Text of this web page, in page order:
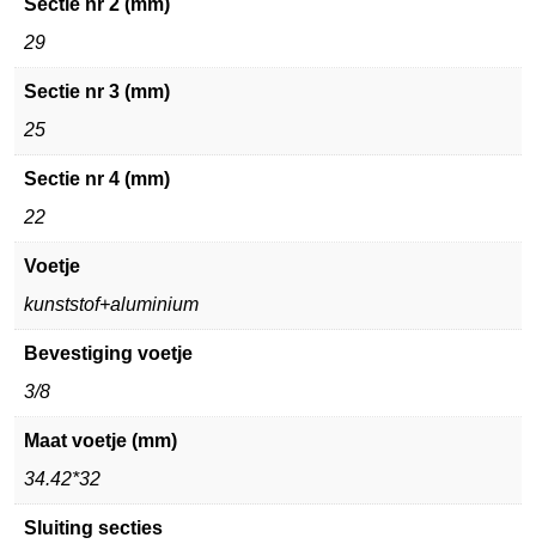
29
Sectie nr 3 (mm)
25
Sectie nr 4 (mm)
22
Voetje
kunststof+aluminium
Bevestiging voetje
3/8
Maat voetje (mm)
34.42*32
Sluiting secties